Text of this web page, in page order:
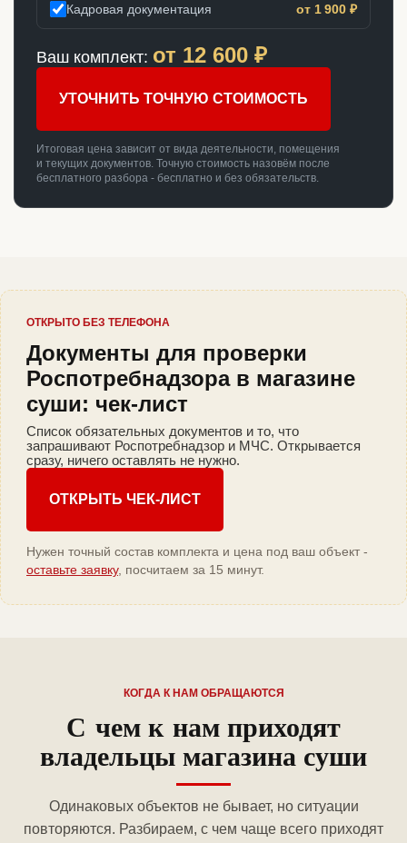
Кадровая документация от 1 900 ₽
Ваш комплект: от 12 600 ₽
УТОЧНИТЬ ТОЧНУЮ СТОИМОСТЬ
Итоговая цена зависит от вида деятельности, помещения
и текущих документов. Точную стоимость назовём после
бесплатного разбора - бесплатно и без обязательств.
ОТКРЫТО БЕЗ ТЕЛЕФОНА
Документы для проверки
Роспотребнадзора в магазине
суши: чек-лист
Список обязательных документов и то, что
запрашивают Роспотребнадзор и МЧС. Открывается
сразу, ничего оставлять не нужно.
ОТКРЫТЬ ЧЕК-ЛИСТ
Нужен точный состав комплекта и цена под ваш объект -
оставьте заявку, посчитаем за 15 минут.
КОГДА К НАМ ОБРАЩАЮТСЯ
С чем к нам приходят
владельцы магазина суши
Одинаковых объектов не бывает, но ситуации
повторяются. Разбираем, с чем чаще всего приходят